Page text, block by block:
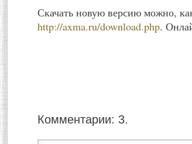
Скачать новую версию можно,
http://axma.ru/download.php.
Комментарии: 3.